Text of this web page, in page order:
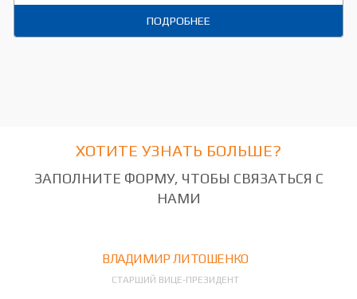
технологий, направленных на обеспечение
эффективного управления рисками.
ПОДРОБНЕЕ
ХОТИТЕ УЗНАТЬ БОЛЬШЕ?
ЗАПОЛНИТЕ ФОРМУ, ЧТОБЫ СВЯЗАТЬСЯ С
НАМИ
ВЛАДИМИР ЛИТОШЕНКО
СТАРШИЙ ВИЦЕ-ПРЕЗИДЕНТ